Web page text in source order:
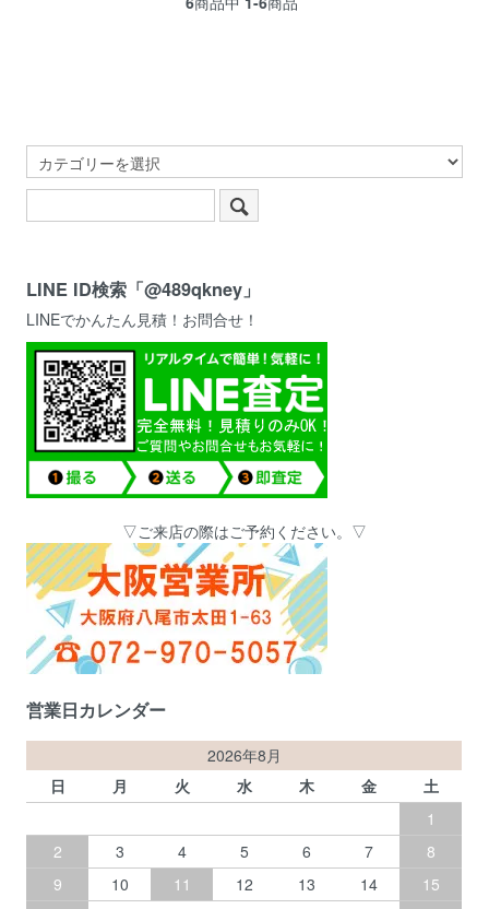
LINE ID検索「@489qkney」
LINEでかんたん見積！お問合せ！
▽ご来店の際はご予約ください。▽
営業日カレンダー
2026年8月
日
月 火 水 木 金
土
1
2
3 4 5 6 7
8
9
10 11 12 13 14
15